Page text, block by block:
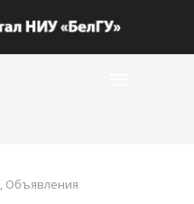
, Объявления